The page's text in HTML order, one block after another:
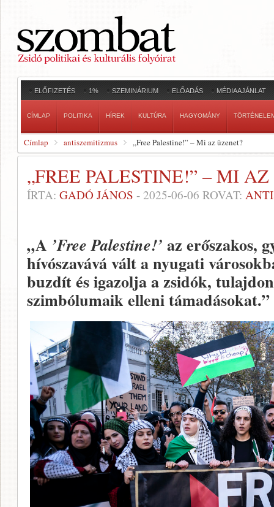
ELŐFIZETÉS 1% SZEMINÁRIUM ELŐADÁS MÉDIAAJÁNLAT
CÍMLAP POLITIKA HÍREK KULTÚRA HAGYOMÁNY
Címlap antiszemitizmus „Free Palestine!” – Mi az üzenet?
„FREE PALESTINE!” – MI
ÍRTA: GADÓ JÁNOS - 2025-06-06 ROVAT:
„A ’Free Palestine!’ az erőszakos,
hívószavává vált a nyugati
buzdít és igazolja a zsidók,
szimbólumaik elleni támadásokat.”